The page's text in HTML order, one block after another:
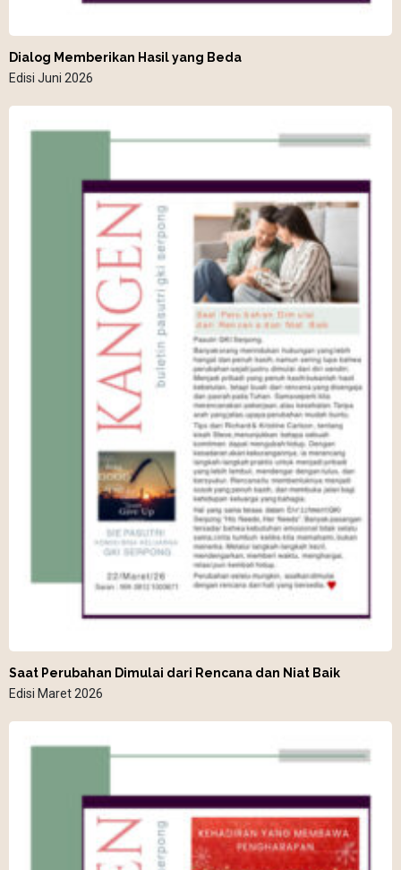
Dialog Memberikan Hasil yang Beda
Edisi Juni 2026
Saat Perubahan Dimulai dari Rencana dan Niat Baik
Edisi Maret 2026